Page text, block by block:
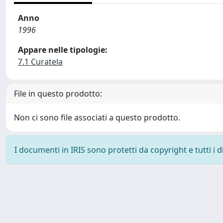
Anno
1996
Appare nelle tipologie:
7.1 Curatela
File in questo prodotto:
Non ci sono file associati a questo prodotto.
I documenti in IRIS sono protetti da copyright e tutti i